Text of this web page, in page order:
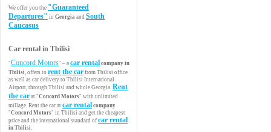
We offer you the "Guaranteed
Departures" in Georgia and South
Caucasus
Car rental in Tbilisi
"Concord Motors" – a car rental company in
Tbilisi, offers to rent the car from Tbilisi office
as well as car delivery to Tbilisi International
Airport, through Tbilisi and whole Georgia. Rent
the car at "Concord Motors" with unlimited
millage. Rent the car at car rental company
"Concord Motors" in Tbilisi and get the cheapest
price and the international standard of car rental
in Tbilisi.